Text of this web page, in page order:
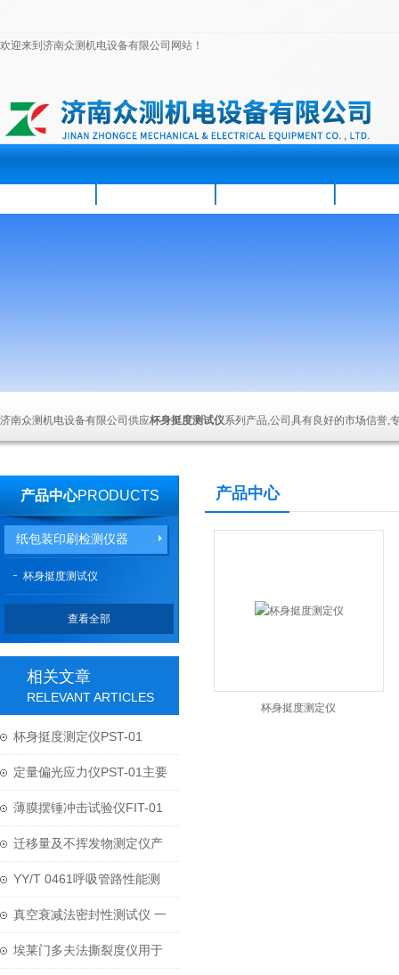
欢迎来到济南众测机电设备有限公司网站！
济南众测机电设备有限公司供应杯身挺度测试仪系列产品,公司具有良好的市场信誉,
产品中心PRODUCTS
纸包装印刷检测仪器
杯身挺度测试仪
查看全部
相关文章
RELEVANT ARTICLES
杯身挺度测定仪PST-01
定量偏光应力仪PST-01主要
参数
薄膜摆锤冲击试验仪FIT-01
主要参数
迁移量及不挥发物测定仪产
品特点
YY/T 0461呼吸管路性能测
试仪试验方法
真空衰减法密封性测试仪 一
致性评价注射剂包装密封性
埃莱门多夫法撕裂度仪用于
产品中心
杯身挺度测定仪